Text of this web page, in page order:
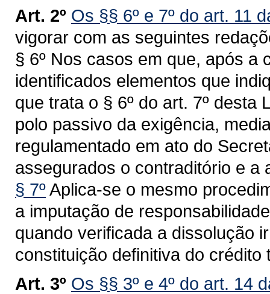
Art. 2º Os §§ 6º e 7º do art. 11
vigorar com as seguintes
§ 6º Nos casos em que, após a
identificados elementos que
que trata o § 6º do art. 7º desta
polo passivo da exigência,
regulamentado em ato do
assegurados o contraditório e a
§ 7ºAplica-se o mesmo
a imputação de
quando verificada a dissolução
constituição definitiva do crédito
Art. 3º Os §§ 3º e 4º do art. 14